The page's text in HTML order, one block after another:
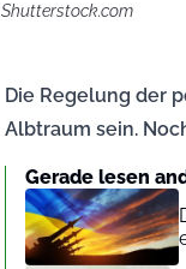
Shutterstock.com
Die Regelung der
Albtraum sein.
Gerade lesen